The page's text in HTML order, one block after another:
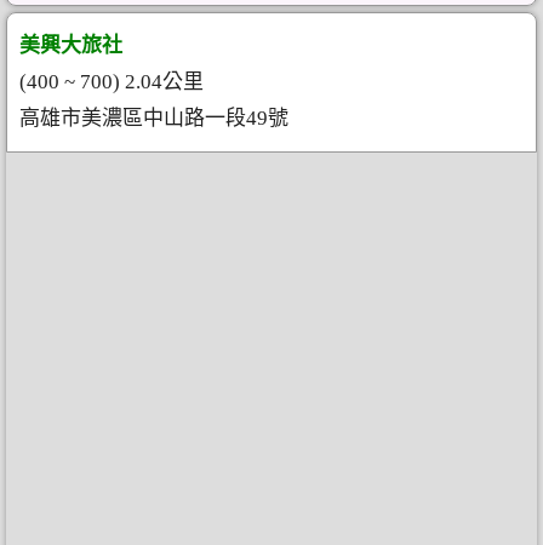
美興大旅社
(400 ~ 700) 2.04公里
高雄市美濃區中山路一段49號